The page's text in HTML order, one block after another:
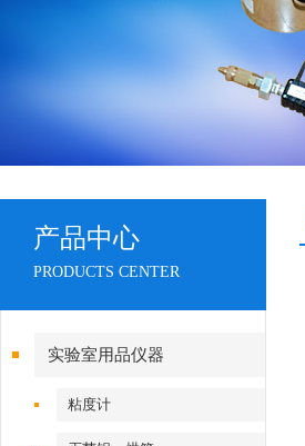
产品中心
PRODUCTS CENTER
实验室用品仪器
粘度计